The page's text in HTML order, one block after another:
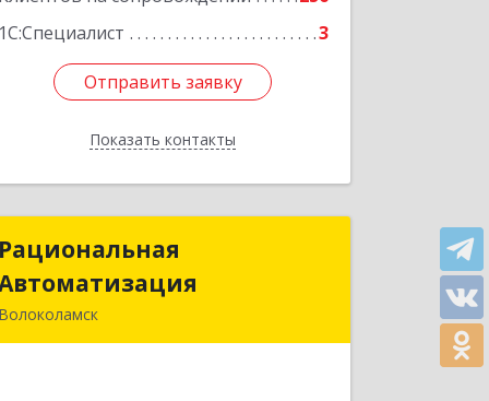
1С:Специалист
3
Отправить заявку
Показать контакты
Отправить заявку
Назад
Рациональная
Волоколамск
Рациональная
Автоматизация